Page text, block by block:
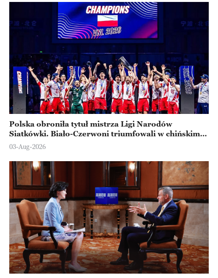
Polska obroniła tytuł mistrza Ligi Narodów
Siatkówki. Biało-Czerwoni triumfowali w chińskim
Ningbo
03-Aug-2026